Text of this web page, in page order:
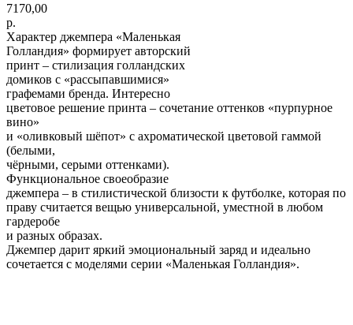
7170,00
р.
Характер джемпера «Маленькая
Голландия» формирует авторский
принт – стилизация голландских
домиков с «рассыпавшимися»
графемами бренда. Интересно
цветовое решение принта – сочетание оттенков «пурпурное
вино»
и «оливковый шёпот» с ахроматической цветовой гаммой
(белыми,
чёрными, серыми оттенками).
Функциональное своеобразие
джемпера – в стилистической близости к футболке, которая по
праву считается вещью универсальной, уместной в любом
гардеробе
и разных образах.
Джемпер дарит яркий эмоциональный заряд и идеально
сочетается с моделями серии «Маленькая Голландия».